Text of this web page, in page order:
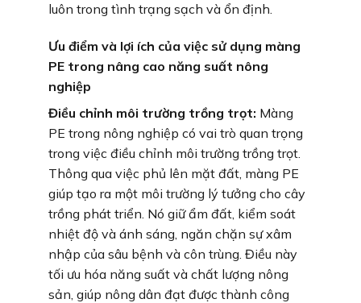
luôn trong tình trạng sạch và ổn định.
Ưu điểm và lợi ích của việc sử dụng màng
PE trong nâng cao năng suất nông
nghiệp
Điều chỉnh môi trường trồng trọt: Màng
PE trong nông nghiệp có vai trò quan trọng
trong việc điều chỉnh môi trường trồng trọt.
Thông qua việc phủ lên mặt đất, màng PE
giúp tạo ra một môi trường lý tưởng cho cây
trồng phát triển. Nó giữ ẩm đất, kiểm soát
nhiệt độ và ánh sáng, ngăn chặn sự xâm
nhập của sâu bệnh và côn trùng. Điều này
tối ưu hóa năng suất và chất lượng nông
sản, giúp nông dân đạt được thành công